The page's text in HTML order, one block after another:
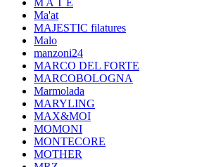
M A T E
Ma'at
MAJESTIC filatures
Malo
manzoni24
MARCO DEL FORTE
MARCOBOLOGNA
Marmolada
MARYLING
MAX&MOI
MOMONI
MONTECORE
MOTHER